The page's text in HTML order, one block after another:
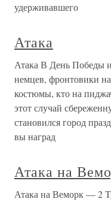
удерживавшего
Атака
Атака В День Победы
немцев, фронтовики
костюмы, кто на
этот случай
становился город
вы наград
Атака на
Атака на Веморк — 2